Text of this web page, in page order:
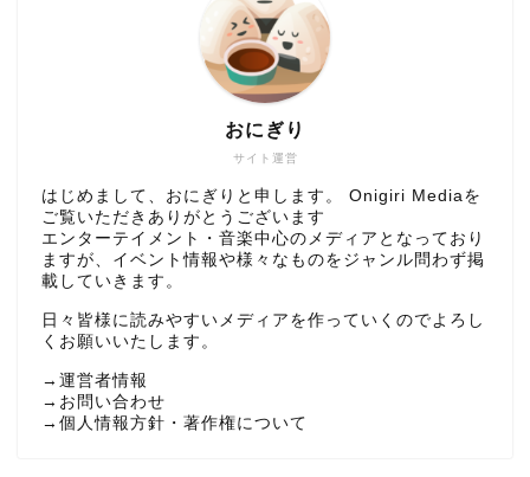
サイト運営
おにぎり
はじめまして、おにぎりと申します。 Onigiri Mediaを
ご覧いただきありがとうございます
エンターテイメント・音楽中心のメディアとなっており
ますが、イベント情報や様々なものをジャンル問わず掲
載していきます。
日々皆様に読みやすいメディアを作っていくのでよろし
くお願いいたします。
→ 運営者情報
→ お問い合わせ
→ 個人情報方針・著作権について